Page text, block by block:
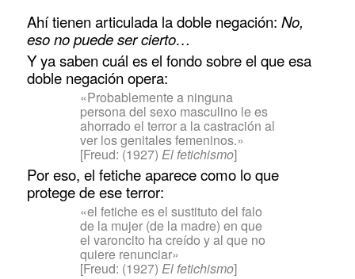
Ahí tienen articulada la doble negación:No,
eso no puede ser cierto…
Y ya saben cuál es el fondo sobre el que esa
doble negación opera:
«Probablemente a ninguna
persona del sexo masculino le es
ahorrado el terror a la castración al
ver los genitales femeninos.»
[Freud: (1927) El fetichismo]
Por eso, el fetiche aparece como lo que
protege de ese terror:
«el fetiche es el sustituto del falo
de la mujer (de la madre) en que
el varoncito ha creído y al que no
quiere renunciar»
[Freud: (1927) El fetichismo]